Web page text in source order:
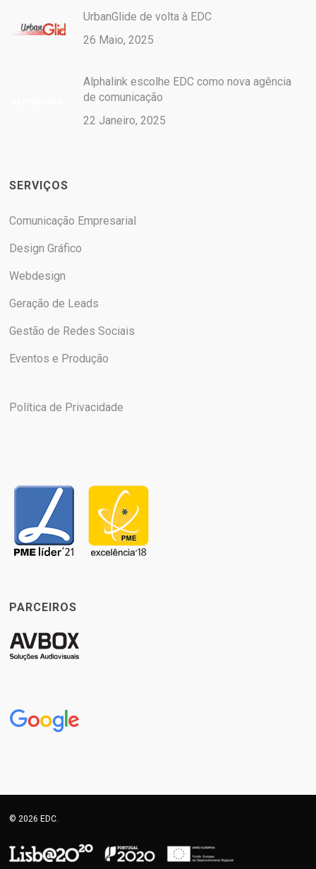
UrbanGlide de volta à EDC
26 Maio, 2025
Alphalink escolhe EDC como nova agência
de comunicação
22 Janeiro, 2025
SERVIÇOS
Comunicação Empresarial
Design Gráfico
Webdesign
Geração de Leads
Gestão de Redes Sociais
Eventos e Produção
Política de Privacidade
PARCEIROS
© 2026 EDC.